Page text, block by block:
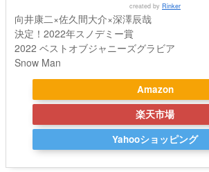
created by Rinker
向井康二×佐久間大介×深澤辰哉
決定！2022年スノデミー賞
2022 ベストオブジャニーズグラビア
Snow Man
Amazon
楽天市場
Yahooショッピング